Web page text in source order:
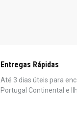
Entregas Rápidas
Até 3 dias úteis para
Portugal Continental e